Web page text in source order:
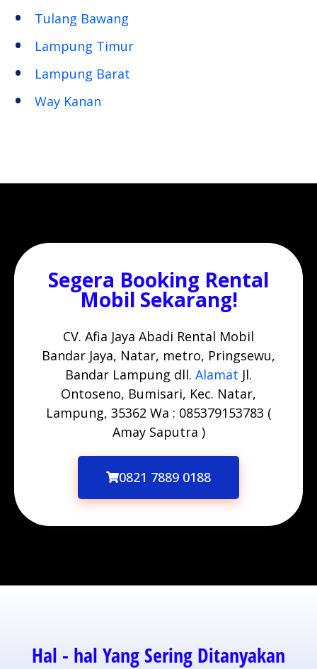
Tulang Bawang
Lampung Timur
Lampung Barat
Way Kanan
Segera Booking Rental
Mobil Sekarang!
CV. Afia Jaya Abadi Rental Mobil
Bandar Jaya, Natar, metro, Pringsewu,
Bandar Lampung dll. Alamat Jl.
Ontoseno, Bumisari, Kec. Natar,
Lampung, 35362 Wa : 085379153783 (
Amay Saputra )
0821 7889 0188
Hal - hal Yang Sering Ditanyakan